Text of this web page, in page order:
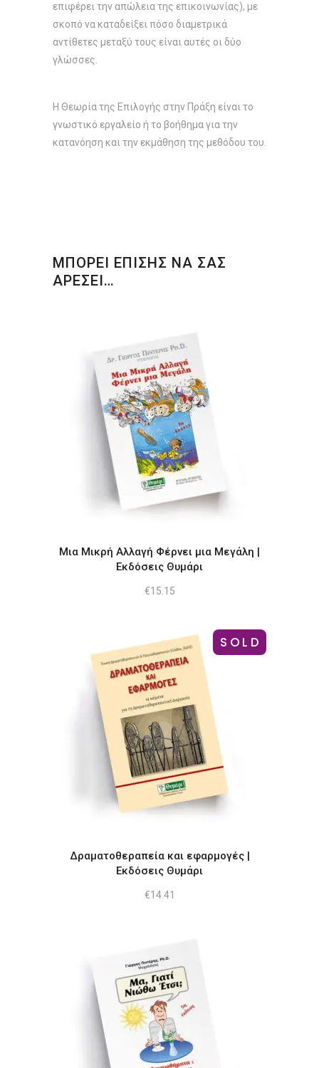
επιφέρει την απώλεια της επικοινωνίας), με
σκοπό να καταδείξει πόσο διαμετρικά
αντίθετες μεταξύ τους είναι αυτές οι δύο
γλώσσες.
Η Θεωρία της Επιλογής στην Πράξη είναι το
γνωστικό εργαλείο ή το βοήθημα για την
κατανόηση και την εκμάθηση της μεθόδου του.
ΜΠΟΡΕΙ ΕΠΙΣΗΣ ΝΑ ΣΑΣ
ΑΡΕΣΕΙ…
Μια Μικρή Αλλαγή Φέρνει μια Μεγάλη |
Εκδόσεις Θυμάρι
€15.15
SOLD
Δραματοθεραπεία και εφαρμογές |
Εκδόσεις Θυμάρι
€14.41